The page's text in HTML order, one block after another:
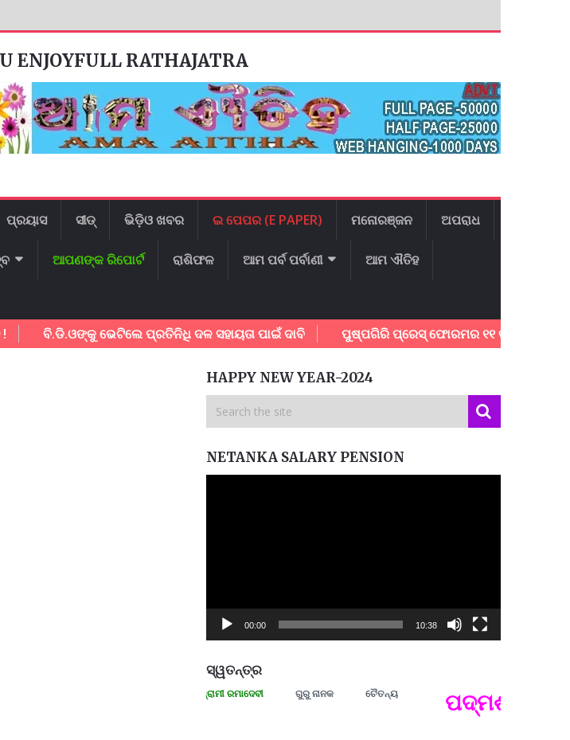
ENJOYFULL RATHAJATRA
ପ୍ରୟାସ ସୀଡ୍ ଭିଡ଼ିଓ ଖବର ଇ ପେପର (E PAPER) ମନୋରଞ୍ଜନ ଅପରାଧ
ଆପଣଙ୍କ ରିପୋର୍ଟ ରାଶିଫଳ ଆମ ପର୍ବ ପର୍ବାଣୀ ଆମ ଐତିହ
ବି.ଡି.ଓଙ୍କୁ ଭେଟିଲେ ପ୍ରତିନିଧି ଦଳ ସହାୟତା ପାଇଁ ଦାବି ପୁଷ୍ପଗିରି ପ୍ରେସ୍ ଫୋରମର ୧୧ ତମ ବାର୍ଷିକ ଉତ୍ସବ
HAPPY NEW YEAR-2024
NETANKA SALARY PENSION
00:00 10:38
ସ୍ୱତନ୍ତ୍ର
ମନେ ପଡନ୍ତି: ସ୍ୱାଧୀନତା ସଂଗ୍ରାମୀ ରମାଦେବୀ ଗୁରୁ ନାନକ ଚୈତନ୍ୟ ପଦ୍ମଶ୍ରୀ